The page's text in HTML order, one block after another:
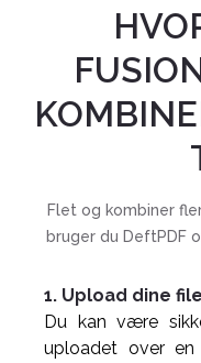
Flet og kombiner
bruger du DeftPDF
1. Upload dine
Du kan være
uploadet over en